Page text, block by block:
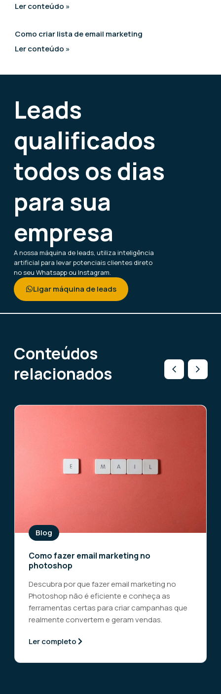
Ler conteúdo »
Como criar lista de email marketing
Ler conteúdo »
Leads
qualificados
todos os dias
para sua
empresa
A nossa máquina de leads, utiliza inteligência
artificial para levar potenciais clientes direto
no seu Whatsapp ou Instagram.
Ligar máquina de leads
Conteúdos
relacionados
Blog
Como fazer email marketing no
photoshop
Descubra por que fazer email marketing no
Photoshop não é eficiente e conheça as
ferramentas certas para criar campanhas que
realmente convertem e geram vendas.
Ler completo